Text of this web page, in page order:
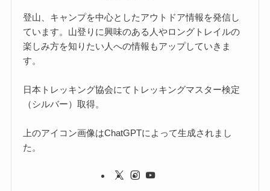
登山、キャンプを中心としたアウトドア情報を発信し
ています。山登りに興味のある人やロングトレイルの
楽しみ方を知りたい人への情報もアップしていきま
す。
日本トレッキング協会にてトレッキングマスター検定
（シルバー）取得。
上のアイコン画像はChatGPTによって生成されまし
た。